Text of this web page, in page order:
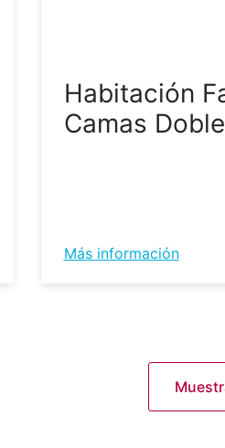
Habitación
Camas
Más información